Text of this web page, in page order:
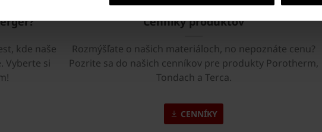
kde naše
Vyberte si
Cenníky produktov
Rozmýšľate o našich materiáloch, no nepoznáte cenu?
Pozrite sa do našich cenníkov pre produkty Porotherm,
Tondach a Terca.
CENNÍKY